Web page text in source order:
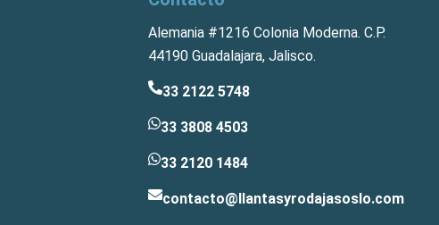
Alemania #1216 Colonia Moderna. C.P.
44190 Guadalajara, Jalisco.
33 2122 5748
33 3808 4503
33 2120 1484
contacto@llantasyrodajasoslo.com